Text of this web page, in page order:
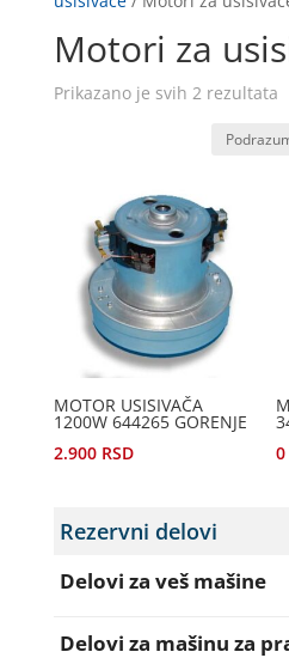
Motori za
Prikazano je svih 2 rezultata
MOTOR USISIVAČA
1200W 644265 GORENJE
2.900 RSD
0
Rezervni delovi
Delovi za veš mašine
Amortizeri za veš mašinu
Delovi za mašinu za